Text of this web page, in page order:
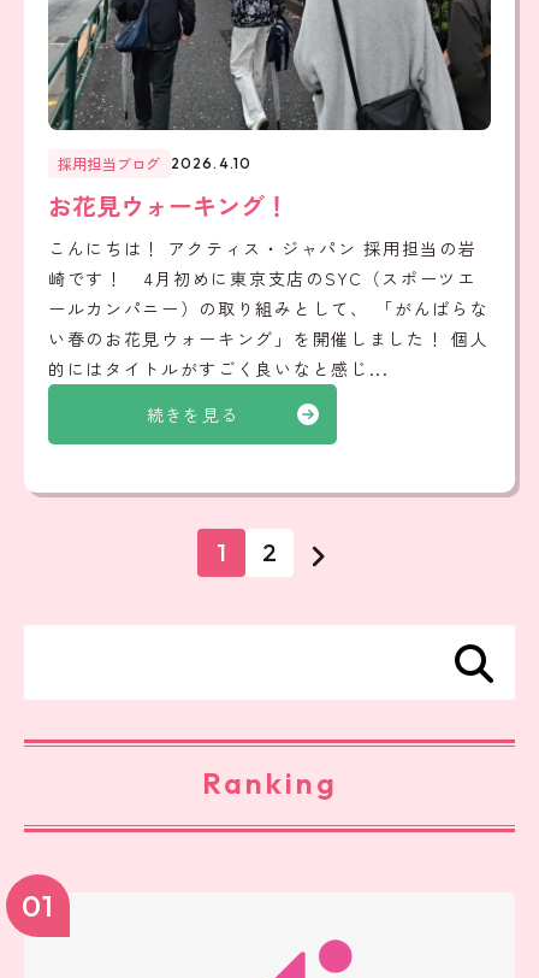
続きを見る
採用担当ブログ 2026.4.10
お花見ウォーキング！
こんにちは！ アクティス・ジャパン 採用担当の岩
崎です！ 4月初めに東京支店のSYC（スポーツエ
ールカンパニー）の取り組みとして、 「がんばらな
い春のお花見ウォーキング」を開催しました！ 個人
的にはタイトルがすごく良いなと感じ...
1 2
Ranking
01